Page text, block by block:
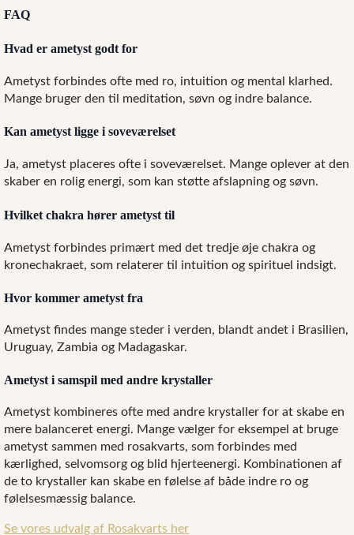
FAQ
Hvad er ametyst godt for
Ametyst forbindes ofte med ro, intuition og mental klarhed.
Mange bruger den til meditation, søvn og indre balance.
Kan ametyst ligge i soveværelset
Ja, ametyst placeres ofte i soveværelset. Mange oplever at den
skaber en rolig energi, som kan støtte afslapning og søvn.
Hvilket chakra hører ametyst til
Ametyst forbindes primært med det tredje øje chakra og
kronechakraet, som relaterer til intuition og spirituel indsigt.
Hvor kommer ametyst fra
Ametyst findes mange steder i verden, blandt andet i Brasilien,
Uruguay, Zambia og Madagaskar.
Ametyst i samspil med andre krystaller
Ametyst kombineres ofte med andre krystaller for at skabe en
mere balanceret energi. Mange vælger for eksempel at bruge
ametyst sammen med rosakvarts, som forbindes med
kærlighed, selvomsorg og blid hjerteenergi. Kombinationen af
de to krystaller kan skabe en følelse af både indre ro og
følelsesmæssig balance.
Se vores udvalg af Rosakvarts her